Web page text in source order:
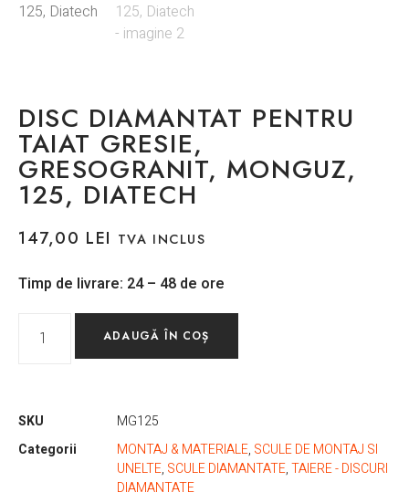
DISC DIAMANTAT PENTRU
TAIAT GRESIE,
GRESOGRANIT, MONGUZ,
125, DIATECH
147,00 LEI TVA INCLUS
Timp de livrare: 24 – 48 de ore
ADAUGĂ ÎN COȘ
SKU
MG125
Categorii
MONTAJ & MATERIALE, SCULE DE MONTAJ SI
UNELTE, SCULE DIAMANTATE,TAIERE - DISCURI
DIAMANTATE